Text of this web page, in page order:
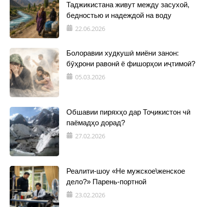
Таджикистана живут между засухой,
бедностью и надеждой на воду
22.06.2026
Болоравии худкушӣ миёни занон:
бӯҳрони равонӣ ё фишорҳои иҷтимоӣ?
05.03.2026
Обшавии пиряхҳо дар Тоҷикистон чӣ
паёмадҳо дорад?
27.02.2026
Реалити-шоу «Не мужское\женское
дело?» Парень-портной
23.02.2026